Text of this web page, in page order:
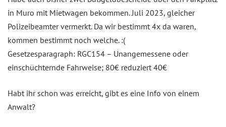
in Muro mit Mietwagen bekommen. Juli 2023, gleicher
Polizeibeamter vermerkt. Da wir bestimmt 4x da waren,
kommen bestimmt noch welche. :(
Gesetzesparagraph: RGC154 – Unangemessene oder
einschüchternde Fahrweise; 80€ reduziert 40€
Habt ihr schon was erreicht, gibt es eine Info von einem
Anwalt?